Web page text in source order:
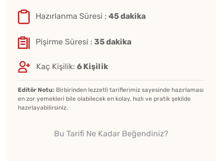
Hazırlanma Süresi : 45 dakika
Pişirme Süresi : 35 dakika
Kaç Kişilik: 6 Kişilik
Editör Notu: Birbirinden lezzetli tariflerimiz sayesinde hazırlaması
en zor yemekleri bile olabilecek en kolay, hızlı ve pratik şekilde
hazırlayabilirsiniz.
Bu Tarifi Ne Kadar Beğendiniz?